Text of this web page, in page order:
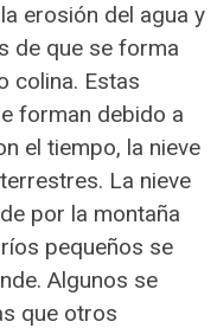
erosión del agua y
de que se forma
colina. Estas
forman debido a
el tiempo, la nieve
La nieve
por la montaña
pequeños se
Algunos se
que otros